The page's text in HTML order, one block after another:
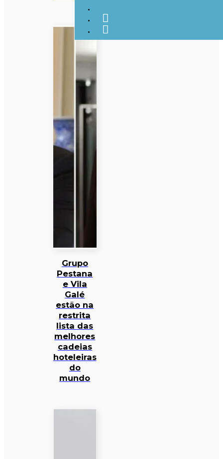
Grupo
Pestana
e Vila
Galé
estão na
restrita
lista das
melhores
cadeias
hoteleiras
do
mundo